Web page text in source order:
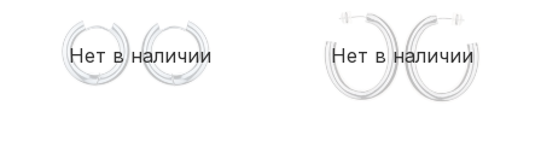
Нет в наличии Нет в наличии